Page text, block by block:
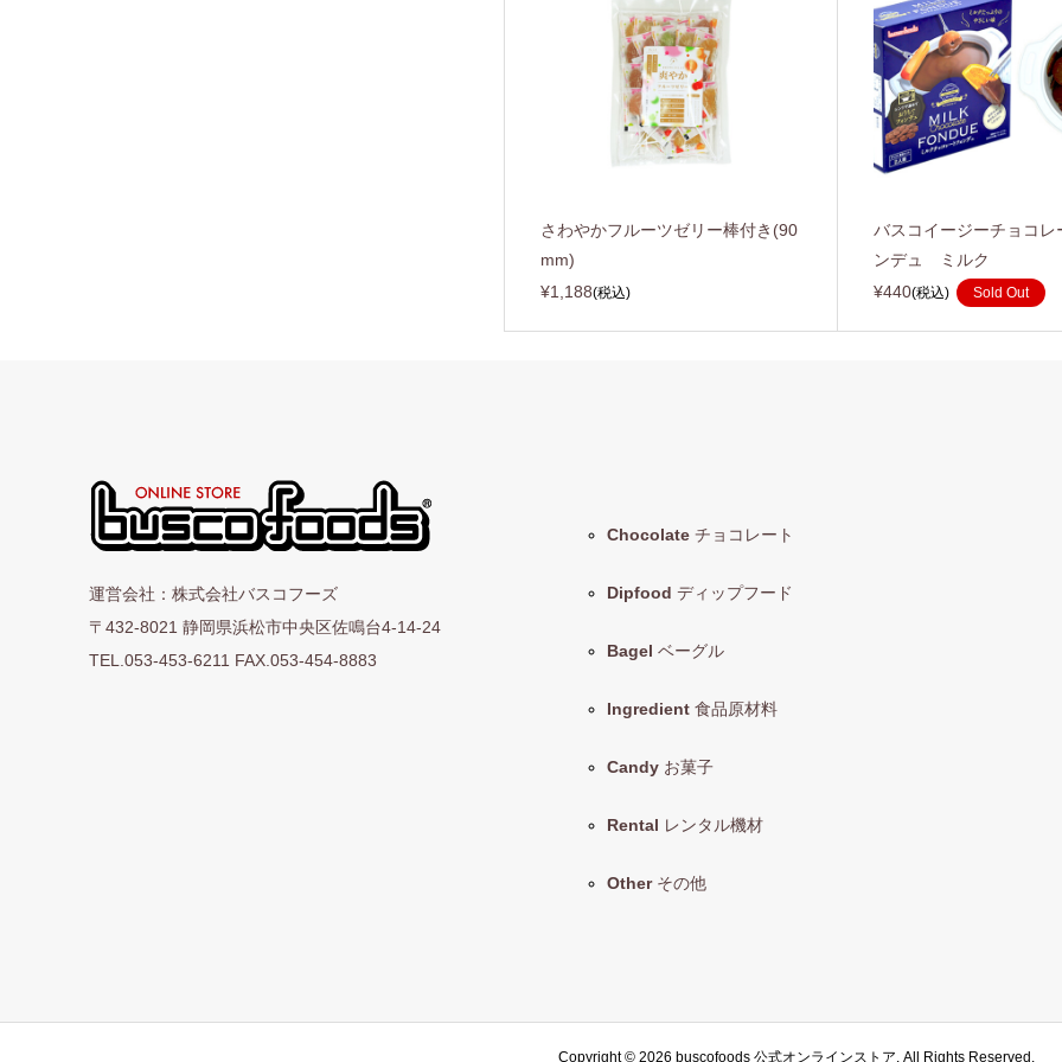
さわやかフルーツゼリー棒付き(90
mm)
¥1,188(税込)
バスコイージーチョコレ
ンデュ ミルク
¥440(税込) Sold Out
運営会社：株式会社バスコフーズ
〒432-8021 静岡県浜松市中央区佐鳴台4-14-24
TEL.053-453-6211 FAX.053-454-8883
Chocolateチョコレート
Dipfood ディップフード
Bagel ベーグル
Ingredient食品原材料
Candyお菓子
Rental レンタル機材
Otherその他
Copyright © 2026 buscofoods 公式オンラインストア. All Rights Reserved.